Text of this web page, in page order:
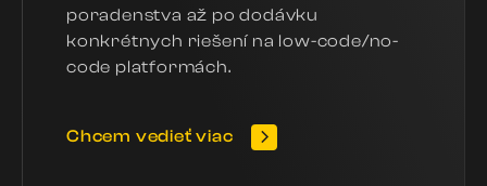
poradenstva až po dodávku
konkrétnych riešení na low-code/no-
code platformách.
Chcem vedieť viac